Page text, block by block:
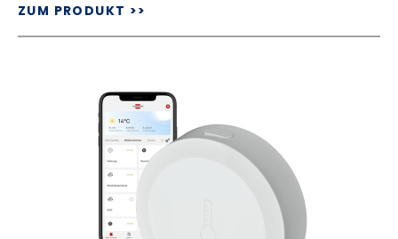
ZUM PRODUKT >>